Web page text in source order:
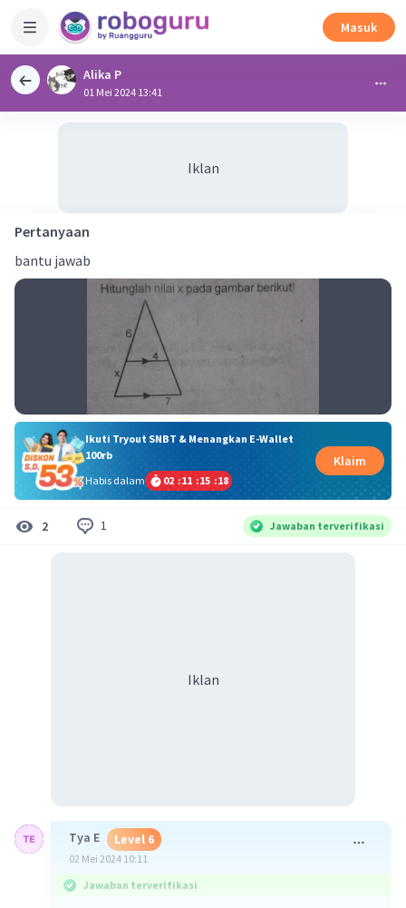
Masuk
Alika P
01 Mei 2024 13:41
Iklan
Pertanyaan
bantu jawab
Ikuti Tryout SNBT & Menangkan E-Wallet
100rb
Habis dalam
02 :11 :15 :18
Klaim
2 1 Jawaban terverifikasi
Iklan
Tya E Level 6
02 Mei 2024 10:11
Jawaban terverifikasi